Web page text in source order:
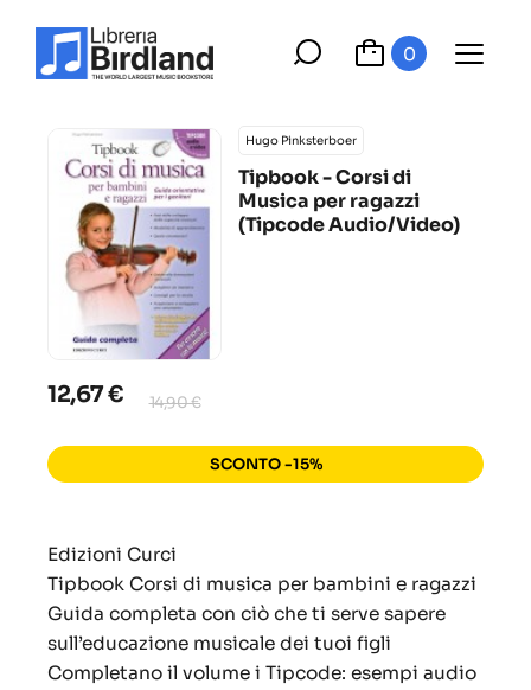
0
Hugo Pinksterboer
Tipbook - Corsi di
Musica per ragazzi
(Tipcode Audio/Video)
12,67 € 14,90 €
SCONTO -15%
Edizioni Curci
Tipbook Corsi di musica per bambini e ragazzi
Guida completa con ciò che ti serve sapere
sull’educazione musicale dei tuoi figli
Completano il volume i Tipcode: esempi audio